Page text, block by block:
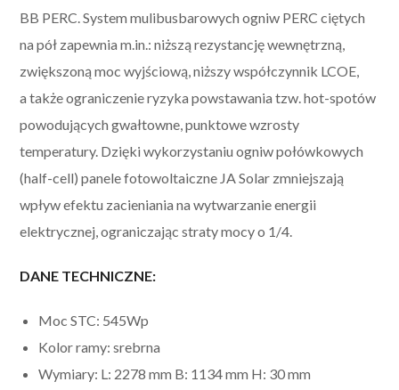
BB PERC. System mulibusbarowych ogniw PERC ciętych
na pół zapewnia m.in.: niższą rezystancję wewnętrzną,
zwiększoną moc wyjściową, niższy współczynnik LCOE,
a także ograniczenie ryzyka powstawania tzw. hot-spotów
powodujących gwałtowne, punktowe wzrosty
temperatury. Dzięki wykorzystaniu ogniw połówkowych
(half-cell) panele fotowoltaiczne JA Solar zmniejszają
wpływ efektu zacieniania na wytwarzanie energii
elektrycznej, ograniczając straty mocy o 1/4.
DANE TECHNICZNE:
Moc STC: 545Wp
Kolor ramy: srebrna
Wymiary: L: 2278 mm B: 1134 mm H: 30 mm